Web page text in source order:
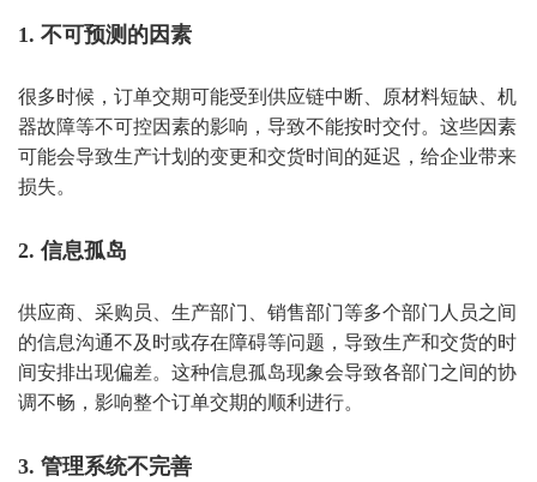
1. 不可预测的因素
很多时候，订单交期可能受到供应链中断、原材料短缺、机
器故障等不可控因素的影响，导致不能按时交付。这些因素
可能会导致生产计划的变更和交货时间的延迟，给企业带来
损失。
2. 信息孤岛
供应商、采购员、生产部门、销售部门等多个部门人员之间
的信息沟通不及时或存在障碍等问题，导致生产和交货的时
间安排出现偏差。这种信息孤岛现象会导致各部门之间的协
调不畅，影响整个订单交期的顺利进行。
3. 管理系统不完善